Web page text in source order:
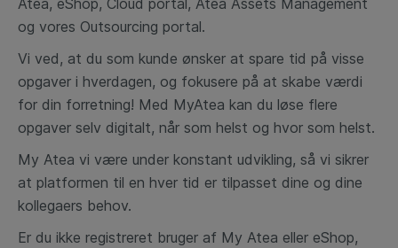
Atea, eShop, Cloud portal, Atea Assets Management
og vores Outsourcing portal.
Vi ved, at du som kunde ønsker at spare tid på visse
opgaver i hverdagen, og fokusere på at skabe værdi
for din forretning! Med MyAtea kan du løse flere
opgaver selv digitalt, når som helst og hvor som helst.
My Atea vi være under konstant udvikling, så vi sikrer
at platformen til en hver tid er tilpasset dine og dine
kollegaers behov.
Er du ikke registreret bruger af My Atea eller eShop,